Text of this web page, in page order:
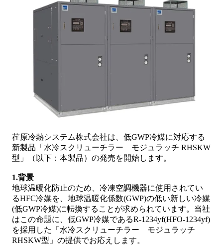
荏原冷熱システム株式会社は、低GWP冷媒に対応する
新製品「水冷スクリューチラー モジュラッチ RHSKW
型」（以下：本製品）の発売を開始します。
1.背景
地球温暖化防止のため、冷凍空調機器に使用されてい
るHFC冷媒を、地球温暖化係数(GWP)の低い新しい冷媒
(低GWP冷媒)に転換することが求められています。当社
はこの命題に、低GWP冷媒であるR-1234yf(HFO-1234yf)
を採用した「水冷スクリューチラー モジュラッチ
RHSKW型」の提供でお応えします。